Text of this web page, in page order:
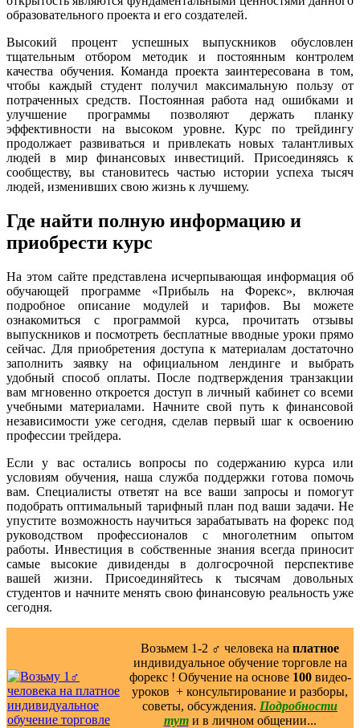
образовательного проекта и его создателей.
Высокий процент успешных выпускников обусловлен
тщательным отбором методик и постоянным контролем
качества обучения. Команда проекта заинтересована в том,
чтобы каждый студент получил максимальную пользу от
потраченных средств. Постоянная работа над ошибками и
улучшение программы позволяют держать планку
эффективности на высоком уровне. Курс по трейдингу
продолжает развиваться и привлекать новых талантливых
людей в мир финансовых инвестиций. Присоединяясь к
сообществу, вы становитесь частью истории успеха тысяч
людей, изменивших свою жизнь к лучшему.
Где найти полную информацию и
приобрести курс
На этом сайте представлена исчерпывающая информация об
обучающей программе «Прибыль на Форекс», включая
подробное описание модулей и тарифов. Вы можете
ознакомиться с программой курса, прочитать отзывы
выпускников и посмотреть бесплатные вводные уроки прямо
сейчас. Для приобретения доступа к материалам достаточно
заполнить заявку на официальном лендинге и выбрать
удобный способ оплаты. После подтверждения транзакции
вам мгновенно откроется доступ в личный кабинет со всеми
учебными материалами. Начните свой путь к финансовой
независимости уже сегодня, сделав первый шаг к освоению
профессии трейдера.
Если у вас остались вопросы по содержанию курса или
условиям обучения, наша служба поддержки готова помочь
вам. Специалисты ответят на все ваши запросы и помогут
подобрать оптимальный тарифный план под ваши задачи. Не
упустите возможность научиться зарабатывать на форекс под
руководством профессионалов с многолетним опытом
работы. Инвестиция в собственные знания всегда приносит
самые высокие дивиденды в долгосрочной перспективе
вашей жизни. Присоединяйтесь к тысячам довольных
студентов и начните менять свою финансовую реальность уже
сегодня.
Возьмем 1-2 ‍♂️ человека на платное
индивидуальное обучение торговле на
форекс ! Обучение на основе 100видео-
уроков ️ + консультирование и разборы,
советы, обсуждения. Подробности
тут и в личном общении...